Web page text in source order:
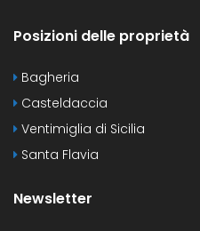
Posizioni delle proprietà
Bagheria
Casteldaccia
Ventimiglia di Sicilia
Santa Flavia
Newsletter